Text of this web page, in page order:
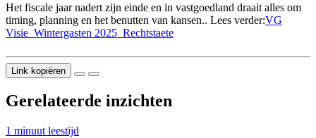
Het fiscale jaar nadert zijn einde en in vastgoedland draait alles om
timing, planning en het benutten van kansen.. Lees verder:VG
Visie_Wintergasten 2025_Rechtstaete
Link kopiëren
Gerelateerde inzichten
1 minuut leestijd